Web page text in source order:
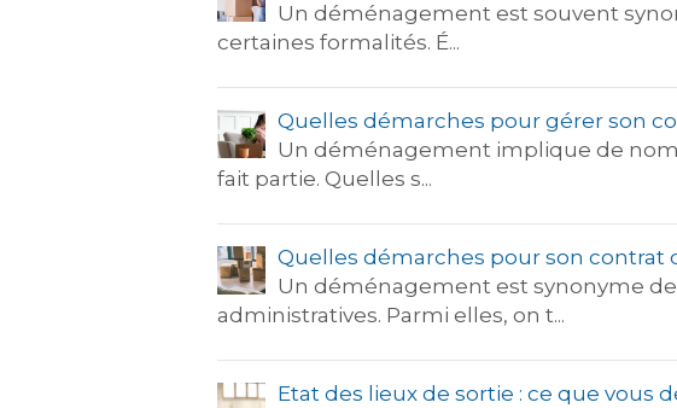
Un déménagement est souvent
certaines formalités. É...
Quelles démarches pour gérer son
Un déménagement implique de
fait partie. Quelles s...
Quelles démarches pour son contrat
Un déménagement est synonyme
administratives. Parmi elles, on t...
Etat des lieux de sortie : ce que vous